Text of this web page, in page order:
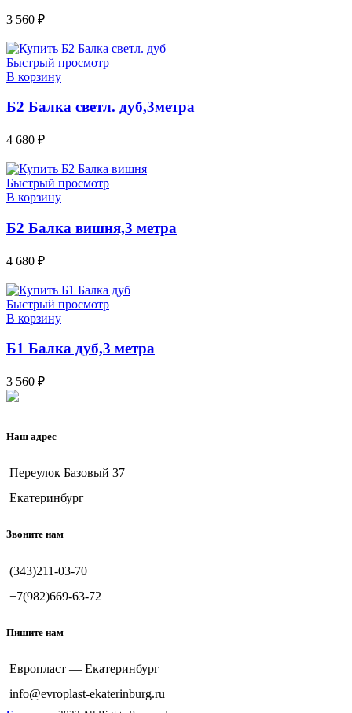
3 560 ₽
Быстрый просмотр
В корзину
Б2 Балка светл. дуб,3метра
4 680 ₽
Быстрый просмотр
В корзину
Б2 Балка вишня,3 метра
4 680 ₽
Быстрый просмотр
В корзину
Б1 Балка дуб,3 метра
3 560 ₽
Наш адрес
Переулок Базовый 37
Екатеринбург
Звоните нам
(343)211-03-70
+7(982)669-63-72
Пишите нам
Европласт — Екатеринбург
info@evroplast-ekaterinburg.ru